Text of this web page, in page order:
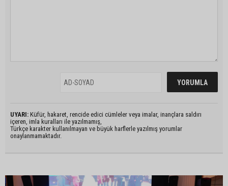
UYARI: Küfür, hakaret, rencide edici cümleler veya imalar, inançlara saldırı
içeren, imla kuralları ile yazılmamış,
Türkçe karakter kullanılmayan ve büyük harflerle yazılmış yorumlar
onaylanmamaktadır.